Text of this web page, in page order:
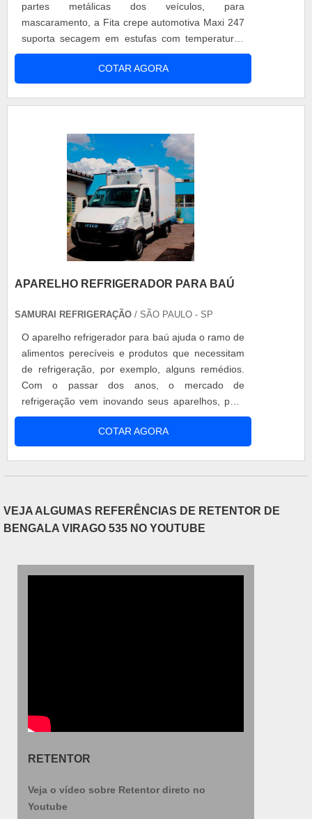
partes metálicas dos veículos, para
mascaramento, a Fita crepe automotiva Maxi 247
suporta secagem em estufas com temperaturas
de até 100°C. Fita crepe automotiva Maxi 247
composta de papel de gramatura 40 g m²
amarelo, possui adesivo à base de borracha e
Maxi 247 pode ser ....
COTAR AGORA
APARELHO REFRIGERADOR PARA BAÚ
SAMURAI REFRIGERAÇÃO / SÃO PAULO - SP
O aparelho refrigerador para baú ajuda o ramo de
alimentos perecíveis e produtos que necessitam
de refrigeração, por exemplo, alguns remédios.
Com o passar dos anos, o mercado de
refrigeração vem inovando seus aparelhos, para
se adequar às necessidades dos clientes e
parceiros. O intuito é sempre que o produto
chegue em perfeito estado ao cliente final, não
COTAR AGORA
VEJA ALGUMAS REFERÊNCIAS DE RETENTOR DE
BENGALA VIRAGO 535 NO YOUTUBE
RETENTOR
Veja o vídeo sobre Retentor direto no
Youtube